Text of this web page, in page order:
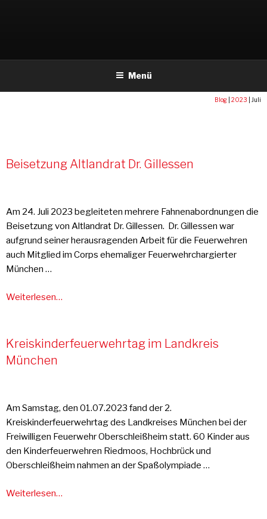
Menü
Blog 2023 Juli
Beisetzung Altlandrat Dr. Gillessen
Am 24. Juli 2023 begleiteten mehrere Fahnenabordnungen die
Beisetzung von Altlandrat Dr. Gillessen. Dr. Gillessen war
aufgrund seiner herausragenden Arbeit für die Feuerwehren
auch Mitglied im Corps ehemaliger Feuerwehrchargierter
München …
Weiterlesen…
Kreiskinderfeuerwehrtag im Landkreis
München
Am Samstag, den 01.07.2023 fand der 2.
Kreiskinderfeuerwehrtag des Landkreises München bei der
Freiwilligen Feuerwehr Oberschleißheim statt. 60 Kinder aus
den Kinderfeuerwehren Riedmoos, Hochbrück und
Oberschleißheim nahmen an der Spaßolympiade …
Weiterlesen…